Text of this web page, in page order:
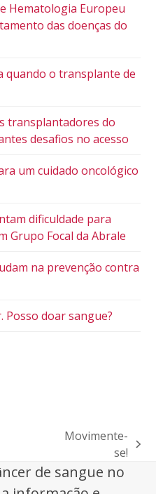
Hematologia Europeu
das doenças do
quando o transplante de
transplantadores do
desafios no acesso
um cuidado oncológico
dificuldade para
Grupo Focal da Abrale
na prevenção contra
Posso doar sangue?
post:
Movimente-
se!
de sangue no